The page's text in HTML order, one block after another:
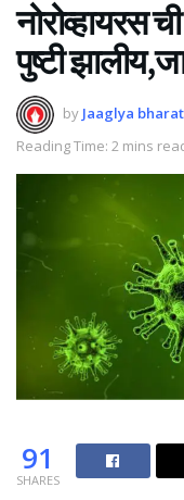
नोरोव्हायरस
पुष्टी
by Jaaglya
Reading Time: 2 mins
91
SHARES